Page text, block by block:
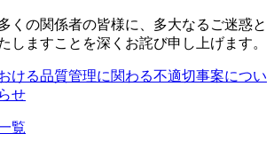
くの関係者の皆様に、多大なるご迷惑と
しますことを深くお詫び申し上げます。
ける品質管理に関わる不適切事案につい
せ
覧